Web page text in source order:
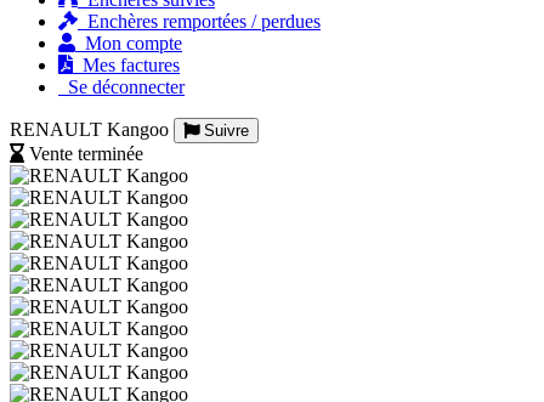
Enchères remportées / perdues
Mon compte
Mes factures
Se déconnecter
RENAULT Kangoo Suivre
Vente terminée